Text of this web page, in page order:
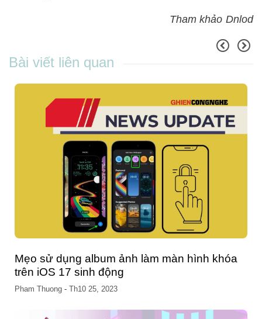
Tham khảo Dnlod
Bài viết liên quan
iPhone bị lỗi bảo mật, cập nhật iOS 16.7.1
ngay nếu không quá muộn
Pham Thuong -Th10 17, 2023